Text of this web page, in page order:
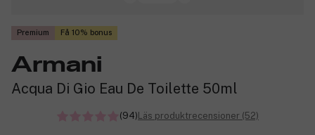
Premium Få 10% bonus
Armani
Acqua Di Gio Eau De Toilette 50ml
(94)Läs produktrecensioner (52)